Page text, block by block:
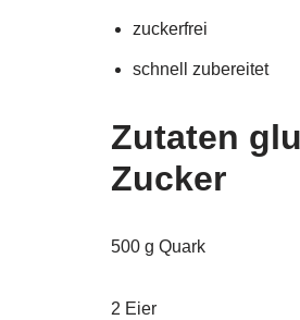
zuckerfrei
schnell zubereitet
Zutaten
Zucker
500 g Quark
2 Eier